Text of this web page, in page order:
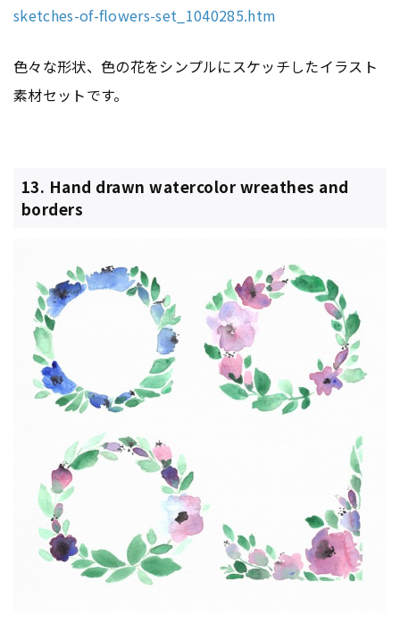
sketches-of-flowers-set_1040285.htm
色々な形状、色の花をシンプルにスケッチしたイラスト
素材セットです。
13. Hand drawn watercolor wreathes and
borders